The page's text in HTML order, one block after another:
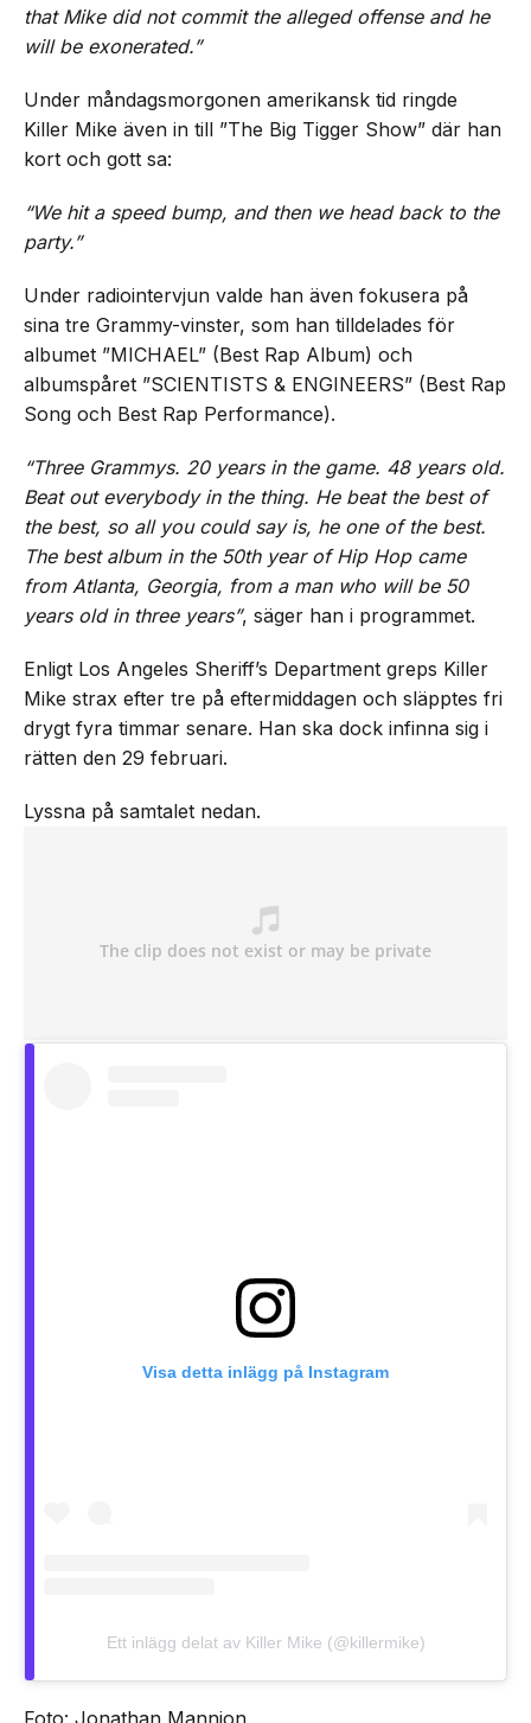
that Mike did not commit the alleged offense and he
will be exonerated.”
Under måndagsmorgonen amerikansk tid ringde
Killer Mike även in till ”The Big Tigger Show” där han
kort och gott sa:
“We hit a speed bump, and then we head back to the
party.”
Under radiointervjun valde han även fokusera på
sina tre Grammy-vinster, som han tilldelades för
albumet ”MICHAEL” (Best Rap Album) och
albumspåret ”SCIENTISTS & ENGINEERS” (Best Rap
Song och Best Rap Performance).
“Three Grammys. 20 years in the game. 48 years old.
Beat out everybody in the thing. He beat the best of
the best, so all you could say is, he one of the best.
The best album in the 50th year of Hip Hop came
from Atlanta, Georgia, from a man who will be 50
years old in three years”, säger han i programmet.
Enligt Los Angeles Sheriff’s Department greps Killer
Mike strax efter tre på eftermiddagen och släpptes fri
drygt fyra timmar senare. Han ska dock infinna sig i
rätten den 29 februari.
Lyssna på samtalet nedan.
Visa detta inlägg på Instagram
Ett inlägg delat av Killer Mike (@killermike)